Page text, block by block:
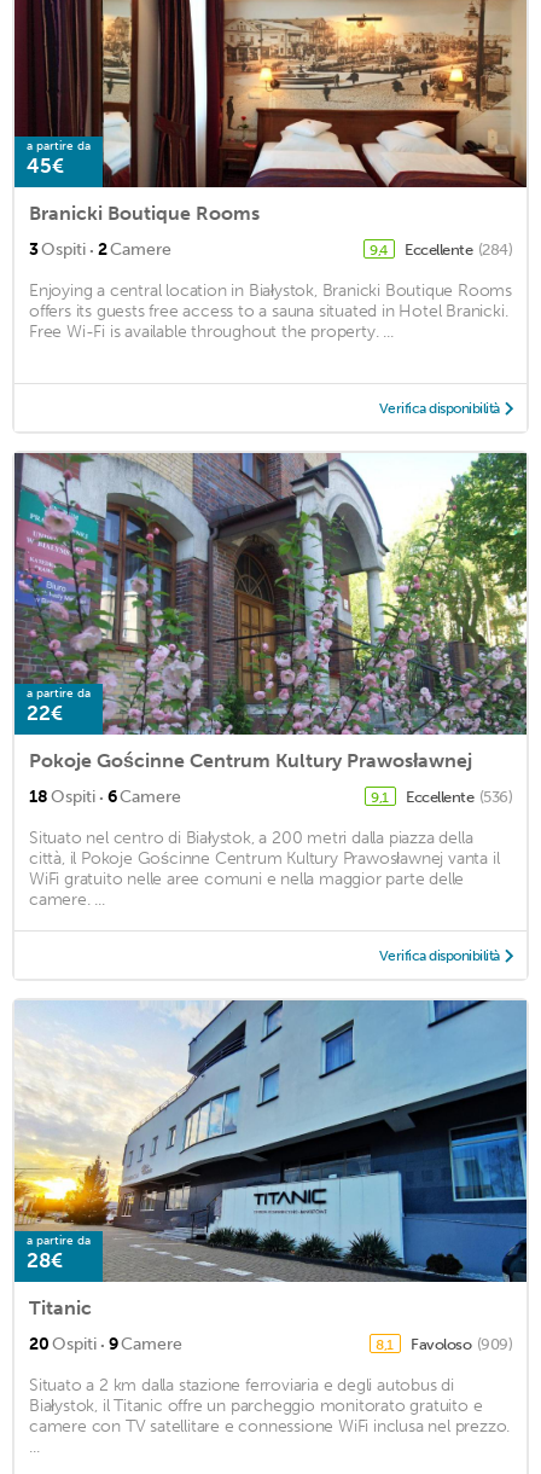
a partire da
45€
Branicki Boutique Rooms
3Ospiti · 2Camere 9,4 Eccellente (284)
Enjoying a central location in Białystok, Branicki Boutique Rooms
offers its guests free access to a sauna situated in Hotel Branicki.
Free Wi-Fi is available throughout the property. ...
Verifica disponibilità
a partire da
22€
Pokoje Gościnne Centrum Kultury Prawosławnej
18Ospiti · 6Camere 9,1 Eccellente (536)
Situato nel centro di Białystok, a 200 metri dalla piazza della
città, il Pokoje Gościnne Centrum Kultury Prawosławnej vanta il
WiFi gratuito nelle aree comuni e nella maggior parte delle
camere. ...
Verifica disponibilità
a partire da
28€
Titanic
20Ospiti · 9Camere 8,1 Favoloso (909)
Situato a 2 km dalla stazione ferroviaria e degli autobus di
Białystok, il Titanic offre un parcheggio monitorato gratuito e
camere con TV satellitare e connessione WiFi inclusa nel prezzo.
...